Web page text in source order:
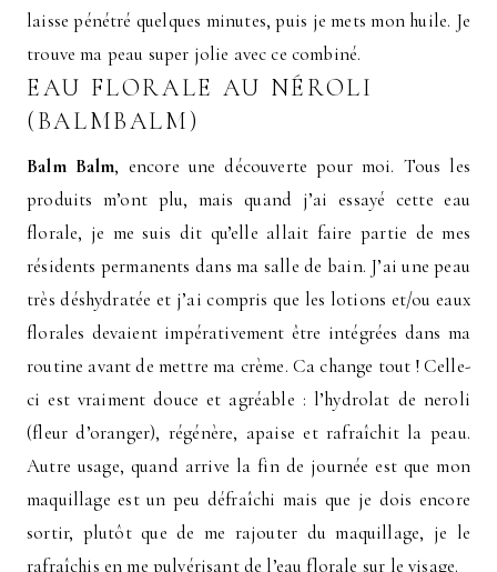
laisse pénétré quelques minutes, puis je mets mon huile. Je
trouve ma peau super jolie avec ce combiné.
EAU FLORALE AU NÉROLI
(BALMBALM)
Balm Balm, encore une découverte pour moi. Tous les
produits m’ont plu, mais quand j’ai essayé cette eau
florale, je me suis dit qu’elle allait faire partie de mes
résidents permanents dans ma salle de bain. J’ai une peau
très déshydratée et j’ai compris que les lotions et/ou eaux
florales devaient impérativement être intégrées dans ma
routine avant de mettre ma crème. Ca change tout ! Celle-
ci est vraiment douce et agréable : l’hydrolat de neroli
(fleur d’oranger), régénère, apaise et rafraîchit la peau.
Autre usage, quand arrive la fin de journée est que mon
maquillage est un peu défraîchi mais que je dois encore
sortir, plutôt que de me rajouter du maquillage, je le
rafraîchis en me pulvérisant de l’eau florale sur le visage.